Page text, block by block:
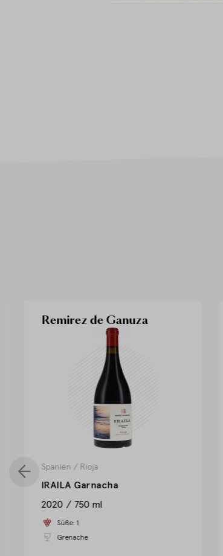
Remirez de Ganuza
Spanien / Rioja
IRAILA Garnacha
2020
750 ml
Süße: 1
Grenache